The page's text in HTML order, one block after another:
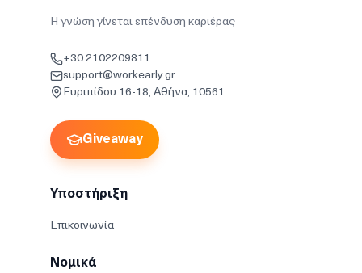
Η γνώση γίνεται επένδυση καριέρας
+30 2102209811
support@workearly.gr
Ευριπίδου 16-18, Αθήνα, 10561
Giveaway
Υποστήριξη
Επικοινωνία
Νομικά